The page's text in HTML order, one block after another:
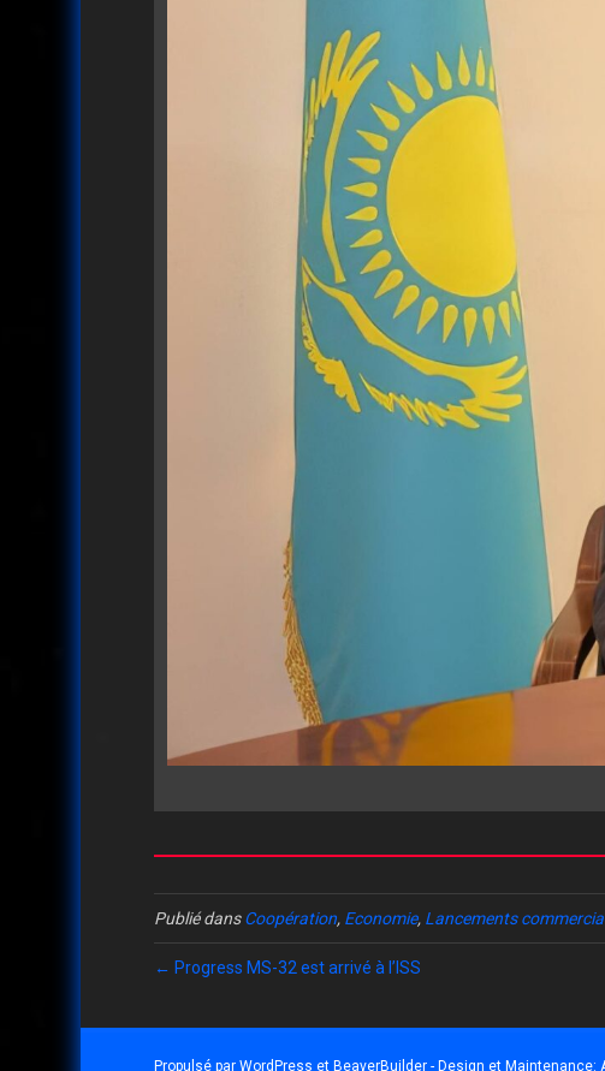
Publié dansCoopération, Economie, Lancements
← Progress MS-32 est arrivé à l’ISS
Propulsé par WordPress et BeaverBuilder- Design et Maintenance: